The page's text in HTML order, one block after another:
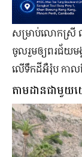
សម្រាប់​លោកស្រី
ចូលរួម​ឲ្យ​ពរជ័យ​ម
លើ​ទឹក​ដី​អឺរ៉ុប កាល
តាមដានជាមួយ